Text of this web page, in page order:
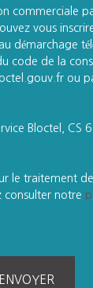
commerciale
vous
démarchage
code de la
ou
Bloctel, CS
le traitement
consulter notre
ENVOYER